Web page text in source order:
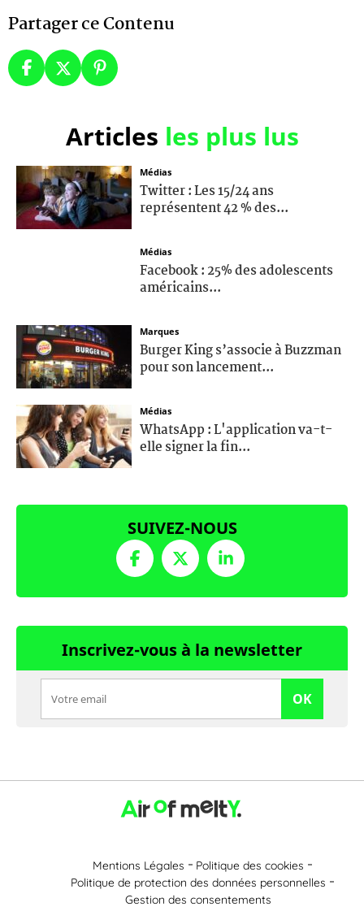
Partager ce Contenu
Articles les plus lus
Médias
Twitter : Les 15/24 ans
représentent 42 % des...
Médias
Facebook : 25% des adolescents
américains...
Marques
Burger King s’associe à Buzzman
pour son lancement...
Médias
WhatsApp : L'application va-t-
elle signer la fin...
SUIVEZ-NOUS
Inscrivez-vous à la newsletter
OK
Mentions Légales
Politique des cookies
Politique de protection des données personnelles
Gestion des consentements